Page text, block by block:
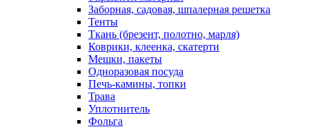
Заборная, садовая, шпалерная решетка
Тенты
Ткань (брезент, полотно, марля)
Коврики, клеенка, скатерти
Мешки, пакеты
Одноразовая посуда
Печь-камины, топки
Трава
Уплотнитель
Фольга